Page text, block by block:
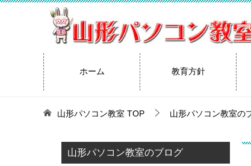
ホーム 教育方針
山形パソコン教室 TOP 山形パソコン教室の
山形パソコン教室のブログ